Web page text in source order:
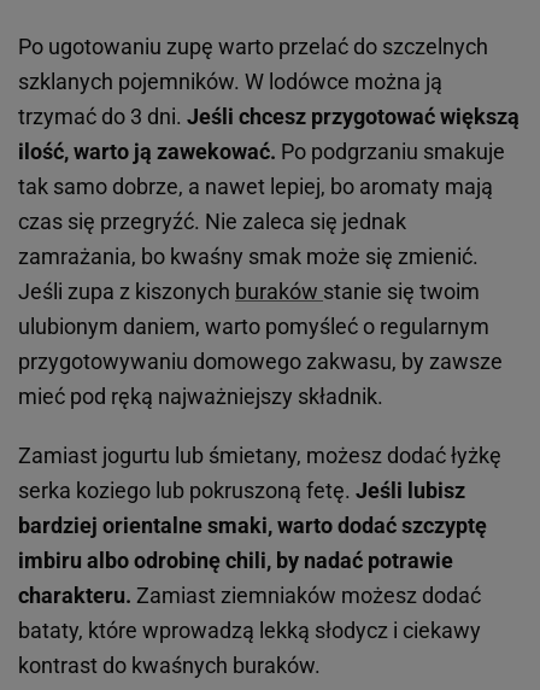
Po ugotowaniu zupę warto przelać do szczelnych
szklanych pojemników. W lodówce można ją
trzymać do 3 dni. Jeśli chcesz przygotować większą
ilość, warto ją zawekować. Po podgrzaniu smakuje
tak samo dobrze, a nawet lepiej, bo aromaty mają
czas się przegryźć. Nie zaleca się jednak
zamrażania, bo kwaśny smak może się zmienić.
Jeśli zupa z kiszonych buraków stanie się twoim
ulubionym daniem, warto pomyśleć o regularnym
przygotowywaniu domowego zakwasu, by zawsze
mieć pod ręką najważniejszy składnik.
Zamiast jogurtu lub śmietany, możesz dodać łyżkę
serka koziego lub pokruszoną fetę. Jeśli lubisz
bardziej orientalne smaki, warto dodać szczyptę
imbiru albo odrobinę chili, by nadać potrawie
charakteru. Zamiast ziemniaków możesz dodać
bataty, które wprowadzą lekką słodycz i ciekawy
kontrast do kwaśnych buraków.